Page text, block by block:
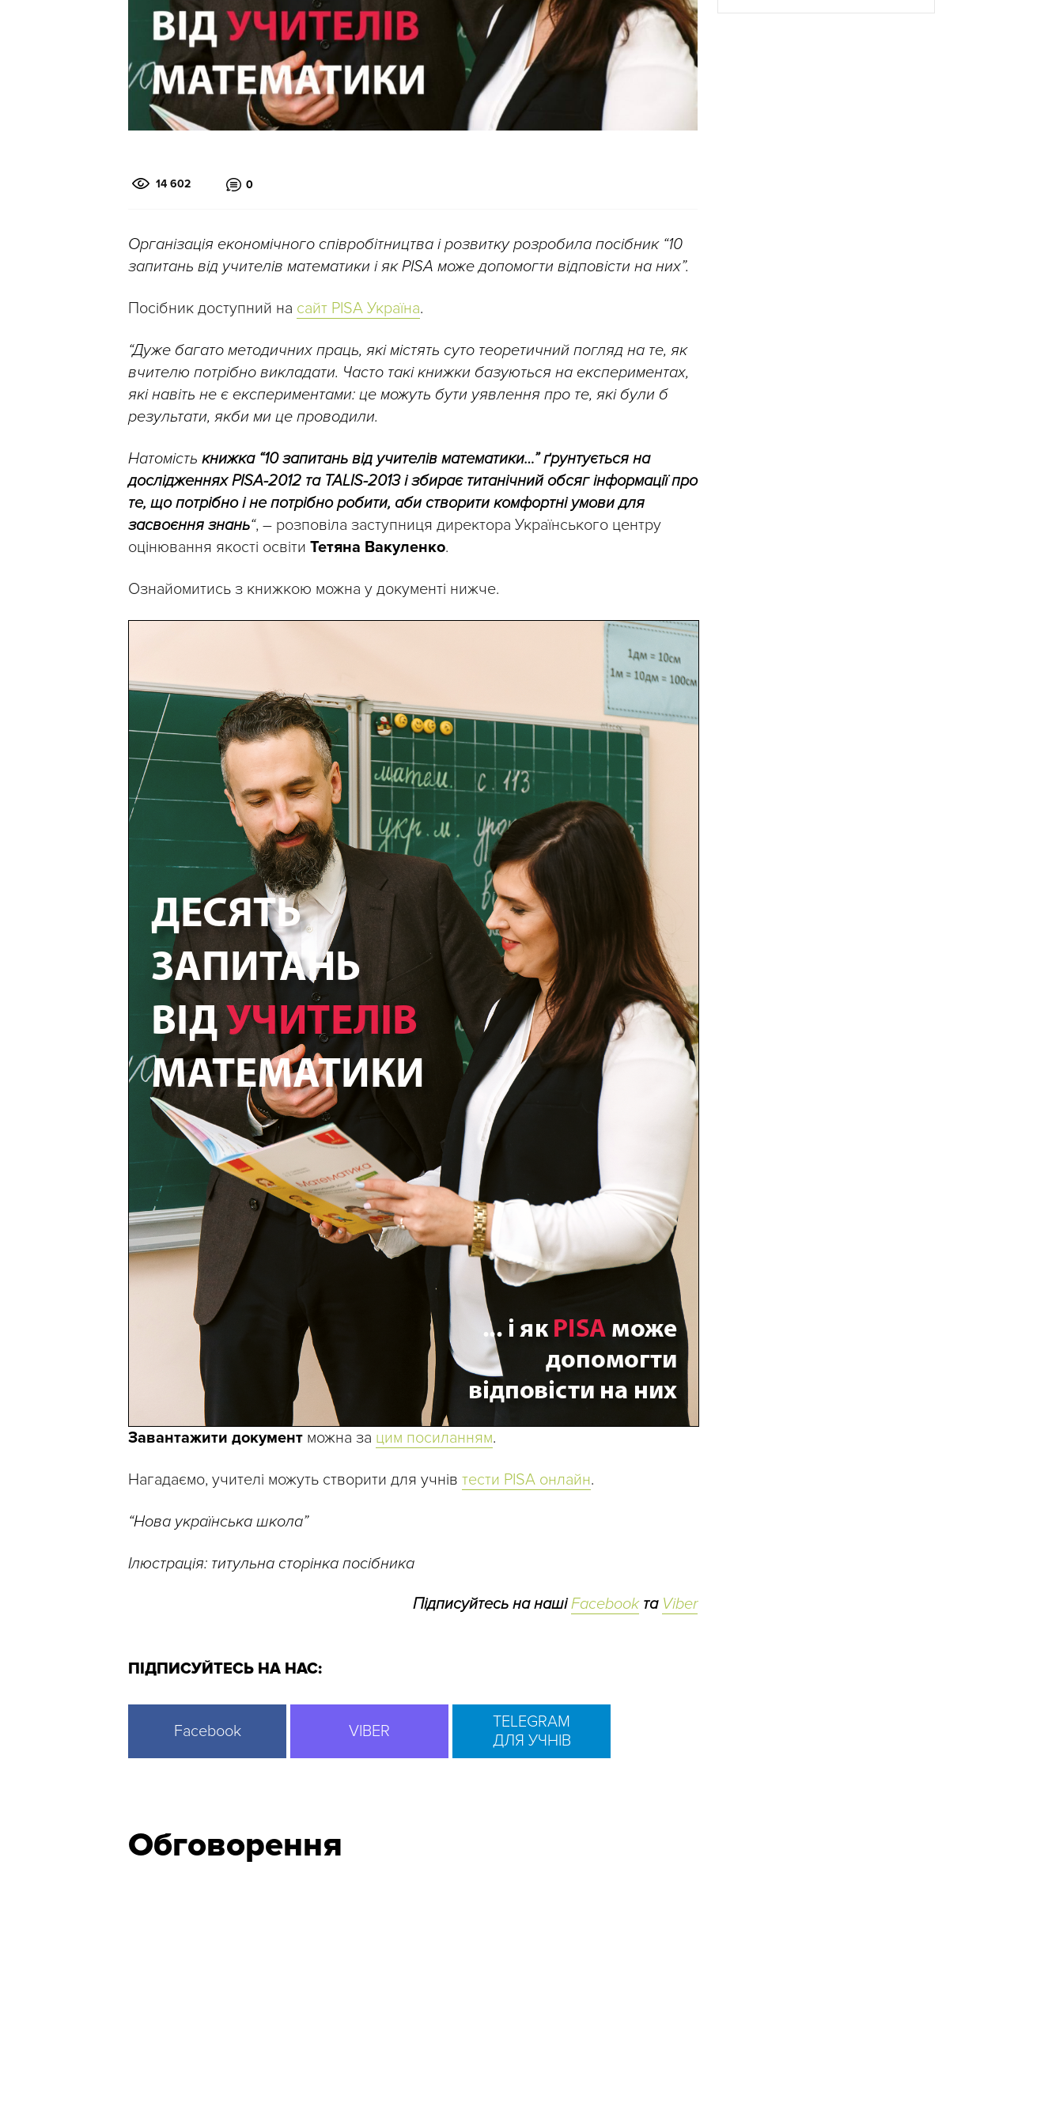
14 602 0
Організація економічного співробітництва і розвитку розробила посібник “10
запитань від учителів математики і як PISA може допомогти відповісти на них”.
Посібник доступний на сайт PISA Україна.
“Дуже багато методичних праць, які містять суто теоретичний погляд на те, як
вчителю потрібно викладати. Часто такі книжки базуються на експериментах,
які навіть не є експериментами: це можуть бути уявлення про те, які були б
результати, якби ми це проводили.
Натомість книжка “10 запитань від учителів математики…” ґрунтується на
дослідженнях PISA-2012 та TALIS-2013 і збирає титанічний обсяг інформації про
те, що потрібно і не потрібно робити, аби створити комфортні умови для
засвоєння знань“, – розповіла заступниця директора Українського центру
оцінювання якості освіти Тетяна Вакуленко.
Ознайомитись з книжкою можна у документі нижче.
Завантажити документ можна за цим посиланням.
Нагадаємо, учителі можуть створити для учнів тести PISA онлайн.
“Нова українська школа”
Ілюстрація: титульна сторінка посібника
Підписуйтесь на нашіFacebookта Viber
ПІДПИСУЙТЕСЬ НА НАС:
Facebook VIBER
TELEGRAM
ДЛЯ УЧНІВ
Обговорення